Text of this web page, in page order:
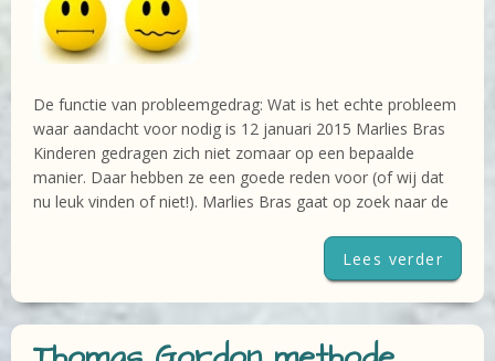
De functie van probleemgedrag: Wat is het echte probleem
waar aandacht voor nodig is 12 januari 2015 Marlies Bras
Kinderen gedragen zich niet zomaar op een bepaalde
manier. Daar hebben ze een goede reden voor (of wij dat
nu leuk vinden of niet!). Marlies Bras gaat op zoek naar de
Lees verder